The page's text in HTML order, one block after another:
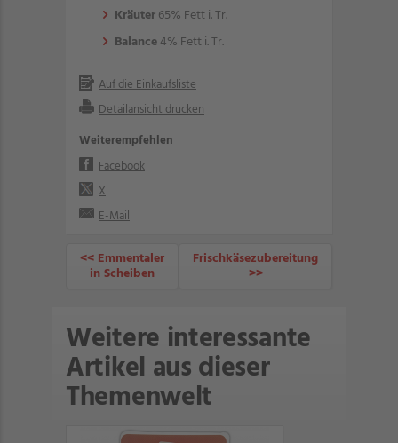
Kräuter65% Fett i. Tr.
Balance4% Fett i. Tr.
Auf die Einkaufsliste
Detailansicht drucken
Weiterempfehlen
Facebook
X
E-Mail
<< Emmentaler
in Scheiben
Frischkäsezubereitung
>>
Weitere interessante
Artikel aus dieser
Themenwelt